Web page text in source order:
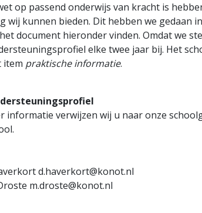
op passend onderwijs van kracht is
wij kunnen bieden. Dit hebben we gedaan
document hieronder vinden. Omdat we
elke twee jaar bij. Het
item praktische informatie.
informatie verwijzen wij u naar onze
d.haverkort@konot.nl
m.droste@konot.nl